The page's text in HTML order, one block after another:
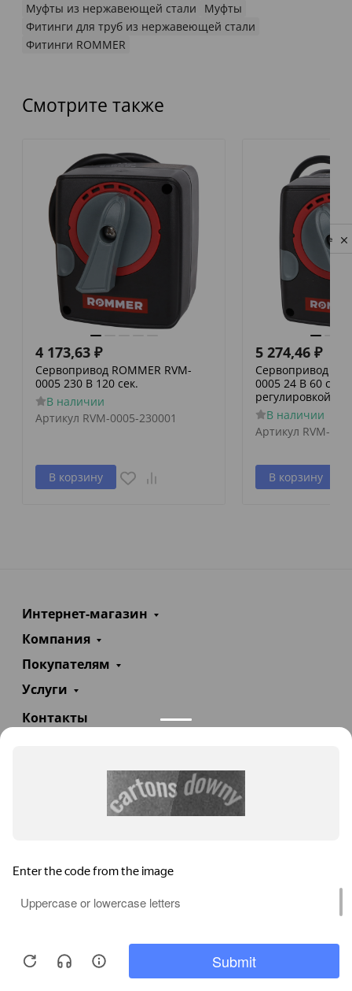
Муфты из нержавеющей стали
Муфты
Фитинги для труб из нержавеющей стали
Фитинги ROMMER
Смотрите также
4 173,63 ₽
Сервопривод ROMMER RVM-
0005 230 В 120 сек.
В наличии
Артикул RVM-0005-230001
В корзину
5 274,46 ₽
Сервопривод
0005 24 В 60
регулировкой по
В наличии
Артикул RVM-
В корзину
Интернет-магазин
Компания
Покупателям
Услуги
Контакты
info@teploexpert.com
Пн—Сб 09:00 – 18:00
TeploExpert.com © 2008 - 2026 Оборудование для
систем отопления, водоснабжения, канализации
Privacy notice